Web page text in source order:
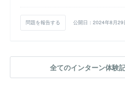
問題を報告する 公開日：2024年8月29
全てのインターン体験